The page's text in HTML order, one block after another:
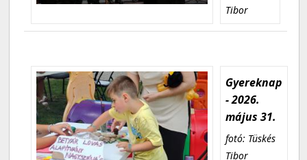
Tibor
Gyereknap
- 2026.
május 31.
fotó: Tüskés
Tibor